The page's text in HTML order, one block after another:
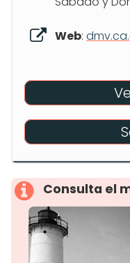
Web:
Consulta el